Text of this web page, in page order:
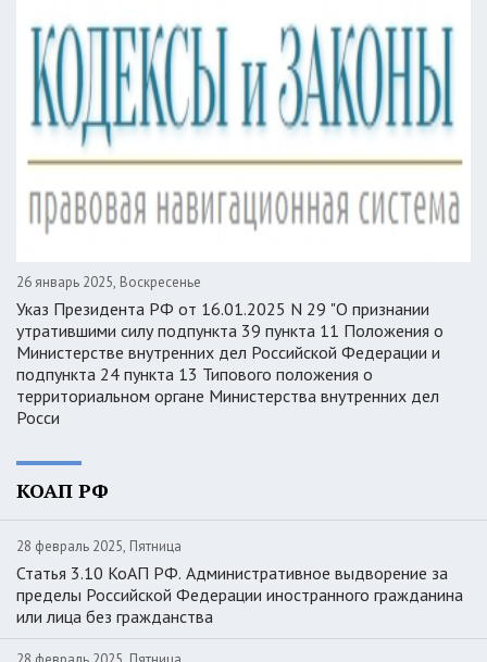
26 январь 2025, Воскресенье
Указ Президента РФ от 16.01.2025 N 29 "О признании
утратившими силу подпункта 39 пункта 11 Положения о
Министерстве внутренних дел Российской Федерации и
подпункта 24 пункта 13 Типового положения о
территориальном органе Министерства внутренних дел
Росси
КОАП РФ
28 февраль 2025, Пятница
Статья 3.10 КоАП РФ. Административное выдворение за
пределы Российской Федерации иностранного гражданина
или лица без гражданства